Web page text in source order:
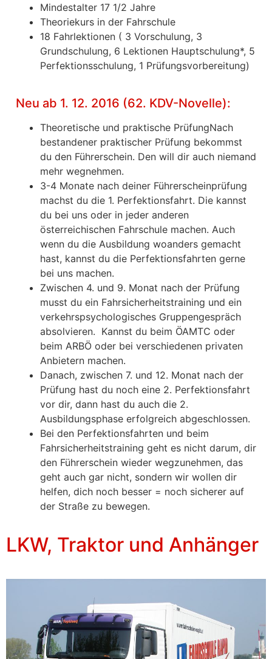
Mindestalter 17 1/2 Jahre
Theoriekurs in der Fahrschule
18 Fahrlektionen ( 3 Vorschulung, 3
Grundschulung, 6 Lektionen Hauptschulung*, 5
Perfektionsschulung, 1 Prüfungsvorbereitung)
Neu ab 1. 12. 2016 (62. KDV-Novelle):
Theoretische und praktische PrüfungNach
bestandener praktischer Prüfung bekommst
du den Führerschein. Den will dir auch niemand
mehr wegnehmen.
3-4 Monate nach deiner Führerscheinprüfung
machst du die 1. Perfektionsfahrt. Die kannst
du bei uns oder in jeder anderen
österreichischen Fahrschule machen. Auch
wenn du die Ausbildung woanders gemacht
hast, kannst du die Perfektionsfahrten gerne
bei uns machen.
Zwischen 4. und 9. Monat nach der Prüfung
musst du ein Fahrsicherheitstraining und ein
verkehrspsychologisches Gruppengespräch
absolvieren. Kannst du beim ÖAMTC oder
beim ARBÖ oder bei verschiedenen privaten
Anbietern machen.
Danach, zwischen 7. und 12. Monat nach der
Prüfung hast du noch eine 2. Perfektionsfahrt
vor dir, dann hast du auch die 2.
Ausbildungsphase erfolgreich abgeschlossen.
Bei den Perfektionsfahrten und beim
Fahrsicherheitstraining geht es nicht darum, dir
den Führerschein wieder wegzunehmen, das
geht auch gar nicht, sondern wir wollen dir
helfen, dich noch besser = noch sicherer auf
der Straße zu bewegen.
LKW, Traktor und Anhänger